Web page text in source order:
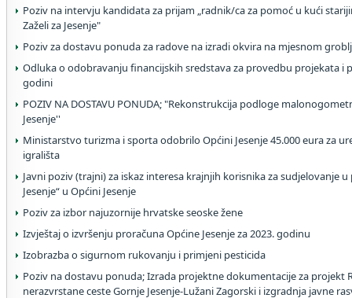
Poziv na intervju kandidata za prijam „radnik/ca za pomoć u kući
Zaželi za Jesenje"
Poziv za dostavu ponuda za radove na izradi okvira na mjesnom
Odluka o odobravanju financijskih sredstava za provedbu projekata i
godini
POZIV NA DOSTAVU PONUDA; "Rekonstrukcija podloge
Jesenje''
Ministarstvo turizma i sporta odobrilo Općini Jesenje 45.000 eura za
igrališta
Javni poziv (trajni) za iskaz interesa krajnjih korisnika za sudjelovanje u
Jesenje“ u Općini Jesenje
Poziv za izbor najuzornije hrvatske seoske žene
Izvještaj o izvršenju proračuna Općine Jesenje za 2023. godinu
Izobrazba o sigurnom rukovanju i primjeni pesticida
Poziv na dostavu ponuda; Izrada projektne dokumentacije za projekt
nerazvrstane ceste Gornje Jesenje-Lužani Zagorski i izgradnja javne